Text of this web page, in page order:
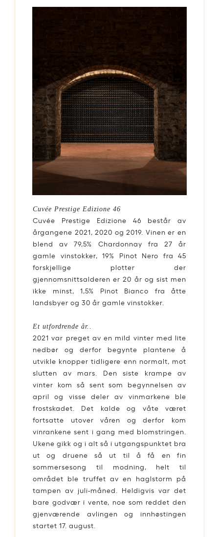
Cuvée Prestige Edizione 46
Cuvée Prestige Edizione 46 består av
årgangene 2021, 2020 og 2019. Vinen er en
blend av 79,5% Chardonnay fra 27 år
gamle vinstokker, 19% Pinot Nero fra 45
forskjellige plotter der
gjennomsnittsalderen er 20 år og sist men
ikke minst, 1,5% Pinot Bianco fra åtte
landsbyer og 30 år gamle vinstokker.
Et utfordrende år..
2021 var preget av en mild vinter med lite
nedbør og derfor begynte plantene å
utvikle knopper tidligere enn normalt, mot
slutten av mars. Den siste krampe av
vinter kom så sent som begynnelsen av
april og visse deler av vinmarkene ble
frostskadet. Det kalde og våte været
fortsatte utover våren og derfor kom
vinrankene sent i gang med blomstringen.
Ukene gikk og i alt så i utgangspunktet bra
ut og druene så ut til å få en fin
sommersesong til modning, helt til
området ble truffet av en haglstorm på
tampen av juli-måned. Heldigvis var det
bare godvær i vente, noe som reddet den
gjenværende avlingen og innhøstingen
startet 17. august.